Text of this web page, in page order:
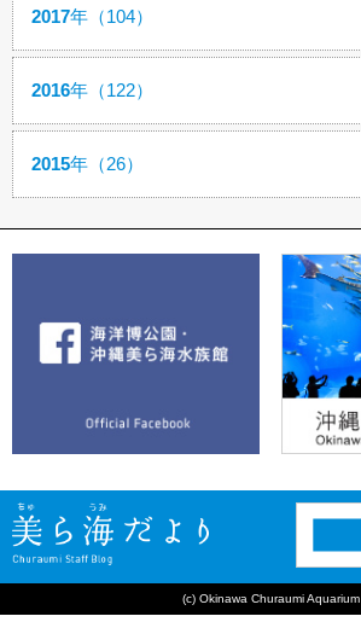
2017年（104）
2016年（122）
2015年（26）
(c) Okinawa Churaumi Aquarium